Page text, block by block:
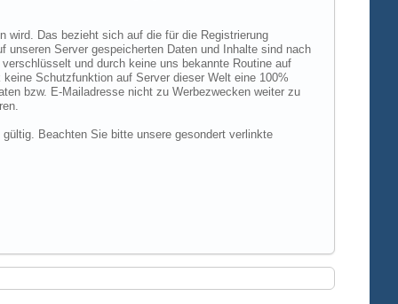
wird. Das bezieht sich auf die für die Registrierung
Server gespeicherten Daten und Inhalte sind nach
und durch keine uns bekannte Routine auf
Schutzfunktion auf Server dieser Welt eine 100%
bzw. E-Mailadresse nicht zu Werbezwecken weiter zu
Beachten Sie bitte unsere gesondert verlinkte